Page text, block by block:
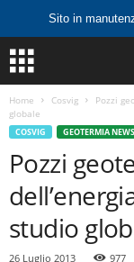
Sito in
Home Cosvig
Pozzi
globale
COSVIG GEOTERMIA NEWS
Pozzi
studio
26 Luglio 2013 977